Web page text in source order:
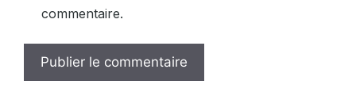
commentaire.